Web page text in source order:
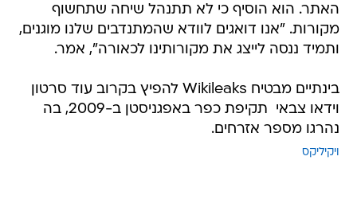
האתר. הוא הוסיף כי לא תתנהל שיחה שתחשוף
מקורות. "אנו דואגים לוודא שהמתנדבים שלנו מוגנים,
ותמיד ננסה לייצג את מקורותינו לכאורה", אמר.
בינתיים מבטיח Wikileaks להפיץ בקרוב עוד סרטון
וידאו צבאי  תקיפת כפר באפגניסטן ב-2009, בה
נהרגו מספר אזרחים.
ויקיליקס